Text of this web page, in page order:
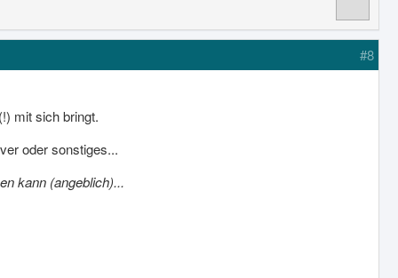
#8
mit sich bringt.
oder sonstiges...
kann (angeblich)...